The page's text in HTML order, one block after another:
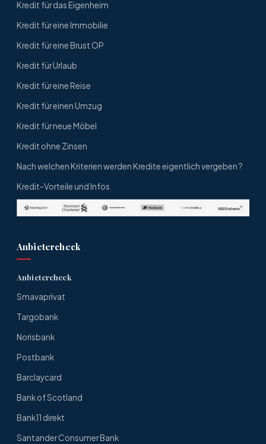
Kredit für das Eigenheim
Kredit für eine Immobilie
Kredit für eine Brust OP
Kredit für Urlaub
Kredit für eine Reise
Kredit für einen Umzug
Kredit für neue Möbel
Kredit ohne Zinsen
Nach welchen Kriterien werden Kredite eigentlich vergeben ?
Kredit-Vorteile und Infos
Anbietercheck
Anbietercheck
Smavaprivat
Targobank
Norisbank
Postbank
Barclaycard
Bank of Scotland
Bank11 direkt
Santander Consumer Bank